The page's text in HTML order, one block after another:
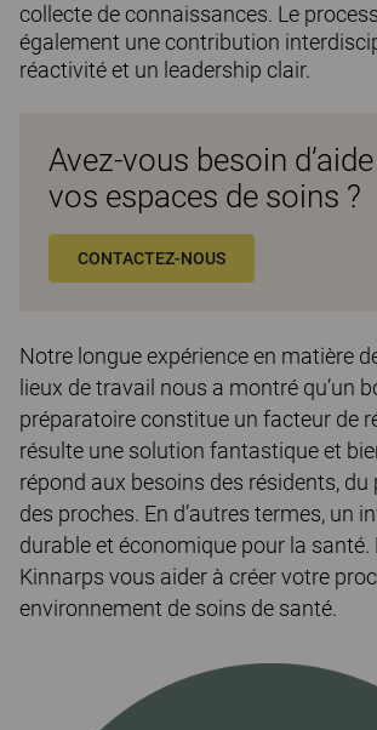
collecte de connaissances. Le
également une contribution
réactivité et un leadership clair.
Avez-vous besoin
vos espaces de soins ?
CONTACTEZ-NOUS
Notre longue expérience en matière
lieux de travail nous a montré qu’un
préparatoire constitue un facteur de
résulte une solution fantastique et
répond aux besoins des résidents, du
des proches. En d’autres termes, un
durable et économique pour la santé.
Kinnarps vous aider à créer votre
environnement de soins de santé.